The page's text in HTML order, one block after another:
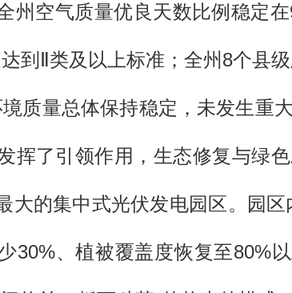
州空气质量优良天数比例稳定
到Ⅱ类及以上标准；全州8个县
质量总体保持稳定，未发生重
挥了引领作用，生态修复与
大的集中式光伏发电园区。园
30%、植被覆盖度恢复至80%